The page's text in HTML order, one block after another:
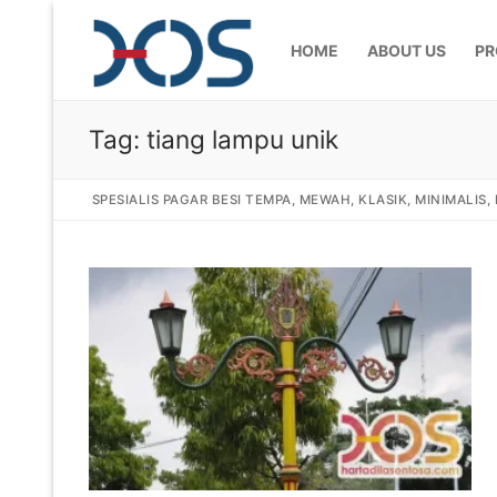
HOME ABOUT US
Home
About Us
Products
Pagar Besi
Railing
Gallery
Gallery
Articles
Tag: tiang lampu unik
SPESIALIS PAGAR BESI TEMPA, MEWAH, KLASIK, MINIMALIS,